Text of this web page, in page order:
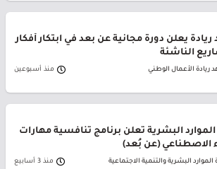
يعلن دورة مجانية عن بعد في ابتكار أفكار
الناشئة
ريادة الأعمال الوطني منذ أسبوعين
الموارد البشرية تعلن برنامج تنافسية مهارات
الاصطناعي (عن بُعد)
الموارد البشرية والتنمية الاجتماعية منذ 3 أسابيع